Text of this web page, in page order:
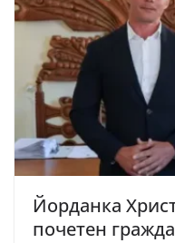
Йорданка
почетен